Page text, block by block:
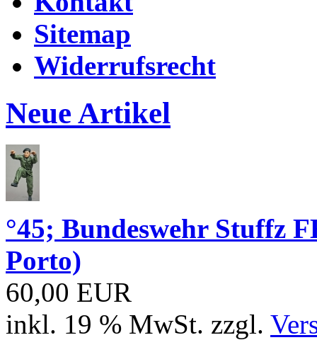
Sitemap
Widerrufsrecht
Neue Artikel
°45; Bundeswehr Stuffz
Porto)
60,00 EUR
inkl. 19 % MwSt. zzgl.